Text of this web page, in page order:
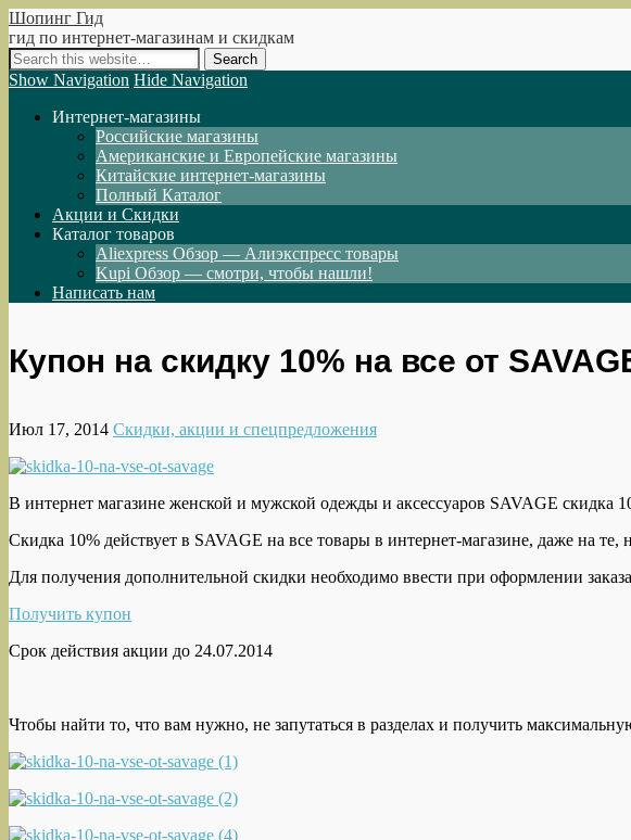
Шопинг Гид
гид по интернет-магазинам и скидкам
Show Navigation Hide Navigation
Интернет-магазины
Российские магазины
Американские и Европейские магазины
Китайские интернет-магазины
Полный Каталог
Акции и Скидки
Каталог товаров
Aliexpress Обзор — Алиэкспресс товары
Kupi Обзор — смотри, чтобы нашли!
Написать нам
Купон на скидку 10% на все от
Июл 17, 2014 Скидки, акции и спецпредложения
В интернет магазине женской и мужской одежды и аксессуаров SAVAGE скидка
Скидка 10% действует в SAVAGE на все товары в интернет-магазине, даже на те,
Для получения дополнительной скидки необходимо ввести при оформлении
Получить купон
Срок действия акции до 24.07.2014
Чтобы найти то, что вам нужно, не запутаться в разделах и получить